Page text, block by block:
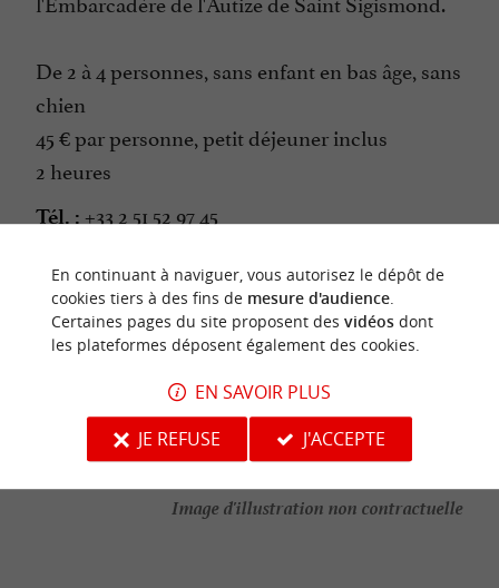
De 2 à 4 personnes, sans enfant en bas âge, sans
chien
45 € par personne, petit déjeuner inclus
2 heures
Tél. : +33 2 51 52 97 45
SITE INTERNET DE L'ÉVÈNEMENT
dernière mise à jour :13/04/2026 à 12:00:00
Source :
Image d'illustration non contractuelle
En continuant à naviguer, vous autorisez le dépôt de
cookies tiers à des fins de mesure d'audience.
Certaines pages du site proposent des vidéosdont
les plateformes déposent également des cookies.
EN SAVOIR PLUS
JE REFUSE
J'ACCEPTE